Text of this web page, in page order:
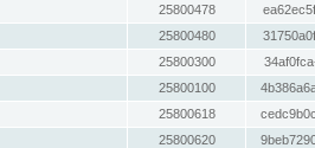
25800478
25800480
25800300
25800100
25800618
25800620